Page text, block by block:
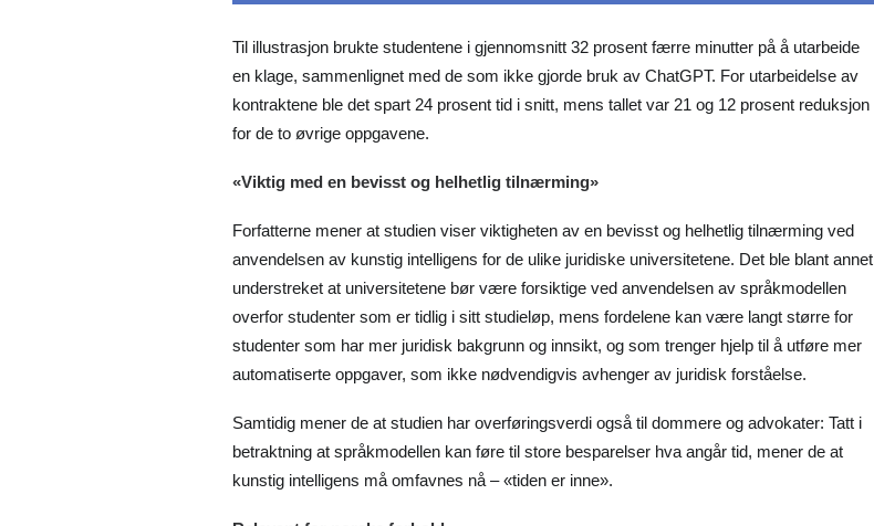
Til illustrasjon brukte studentene i gjennomsnitt 32 prosent færre minutter på å utarbeide
en klage, sammenlignet med de som ikke gjorde bruk av ChatGPT. For utarbeidelse av
kontraktene ble det spart 24 prosent tid i snitt, mens tallet var 21 og 12 prosent reduksjon
for de to øvrige oppgavene.
«Viktig med en bevisst og helhetlig tilnærming»
Forfatterne mener at studien viser viktigheten av en bevisst og helhetlig tilnærming ved
anvendelsen av kunstig intelligens for de ulike juridiske universitetene. Det ble blant annet
understreket at universitetene bør være forsiktige ved anvendelsen av språkmodellen
overfor studenter som er tidlig i sitt studieløp, mens fordelene kan være langt større for
studenter som har mer juridisk bakgrunn og innsikt, og som trenger hjelp til å utføre mer
automatiserte oppgaver, som ikke nødvendigvis avhenger av juridisk forståelse.
Samtidig mener de at studien har overføringsverdi også til dommere og advokater: Tatt i
betraktning at språkmodellen kan føre til store besparelser hva angår tid, mener de at
kunstig intelligens må omfavnes nå – «tiden er inne».